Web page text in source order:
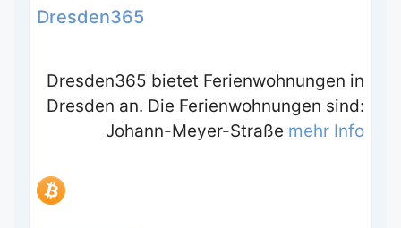
Dresden365
Dresden365 bietet Ferienwohnungen in
Dresden an. Die Ferienwohnungen sind:
Johann-Meyer-Straße mehr Info